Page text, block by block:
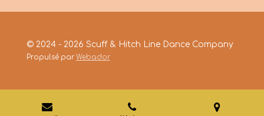
© 2024 - 2026 Scuff & Hitch Line Dance Company
Propulsé par Webador